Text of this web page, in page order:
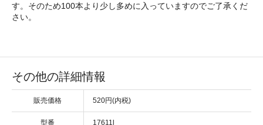
す。そのため100本より少し多めに入っていますのでご了承くだ
さい。
その他の詳細情報
販売価格 520円(内税)
型番 17611l